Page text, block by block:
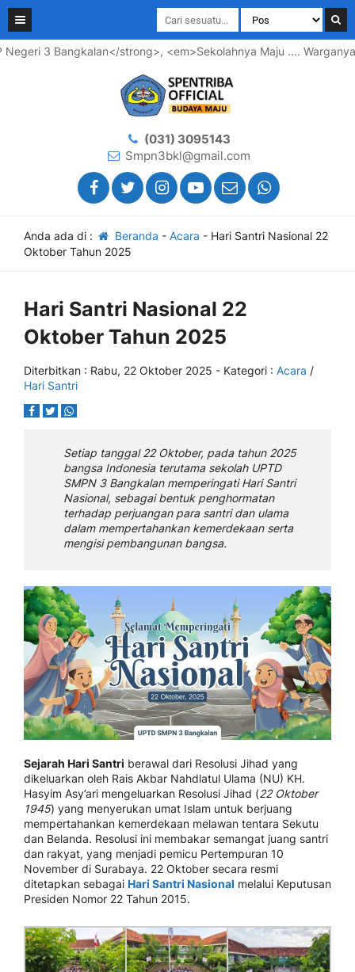
3 Bangkalan</strong>, <em>Sekolahnya Maju .... Warganya
(031) 3095143
Smpn3bkl@gmail.com
Anda ada di : Beranda - Acara - Hari Santri Nasional 22
Oktober Tahun 2025
Hari Santri Nasional 22
Oktober Tahun 2025
Diterbitkan : Rabu, 22 Oktober 2025 - Kategori : Acara /
Hari Santri
Setiap tanggal 22 Oktober, pada tahun 2025
bangsa Indonesia terutama sekolah UPTD
SMPN 3 Bangkalan memperingati Hari Santri
Nasional, sebagai bentuk penghormatan
terhadap perjuangan para santri dan ulama
dalam mempertahankan kemerdekaan serta
mengisi pembangunan bangsa.
Sejarah Hari Santri berawal dari Resolusi Jihad yang
dikeluarkan oleh Rais Akbar Nahdlatul Ulama (NU) KH.
Hasyim Asy’ari mengeluarkan Resolusi Jihad (22 Oktober
1945) yang menyerukan umat Islam untuk berjuang
mempertahankan kemerdekaan melawan tentara Sekutu
dan Belanda. Resolusi ini membakar semangat juang santri
dan rakyat, yang menjadi pemicu Pertempuran 10
November di Surabaya. 22 Oktober secara resmi
ditetapkan sebagai Hari Santri Nasional melalui Keputusan
Presiden Nomor 22 Tahun 2015.